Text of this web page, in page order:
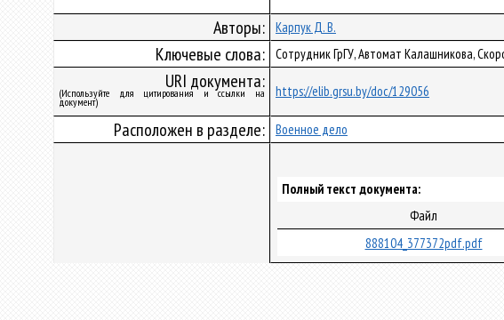
Авторы: Карпук Д. В.
Ключевые слова: Сотрудник ГрГУ, Автомат Калашникова,
URI документа:
(Используйте для цитирования и ссылки на
документ)
https://elib.grsu.by/doc/129056
Расположен в разделе: Военное дело
Полный текст документа:
Файл
888104_377372pdf.pdf